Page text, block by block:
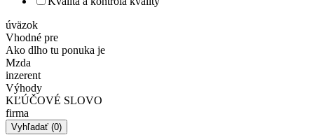
úväzok
Vhodné pre
Ako dlho tu ponuka je
Mzda
inzerent
Výhody
KĽÚČOVÉ SLOVO
firma